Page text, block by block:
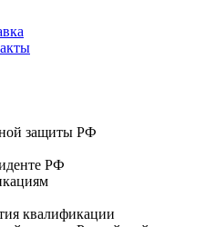
защиты РФ
РФ
квалификации